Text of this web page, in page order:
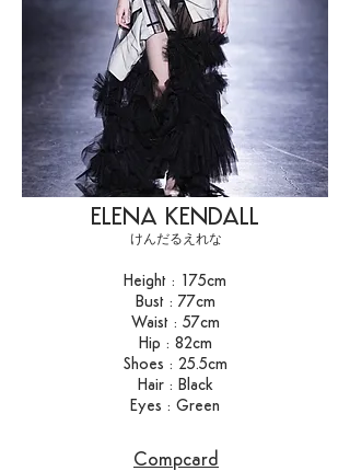
Height : 175cm
Bust : 77cm
Waist : 57cm
Hip : 82cm
Shoes : 25.5cm
Hair : Black
Eyes : Green
Compcard
ELENA KENDALL
​けんだるえれな